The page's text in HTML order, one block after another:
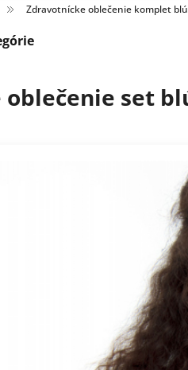
Zdravotnícke oblečenie komplet
set